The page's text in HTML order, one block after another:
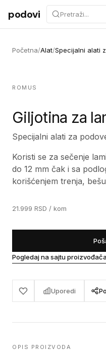
Preskoči na sadržaj
podovi
Početna/Alat/Specijalni alati
ROMUS
Giljotina za
Specijalni alati za
Koristi se za sečenje
do 12 mm čak i sa
korišćenjem trenja,
21.999 RSD / kom
Pogledaj na sajtu
Uporedi
OPIS PROIZVODA